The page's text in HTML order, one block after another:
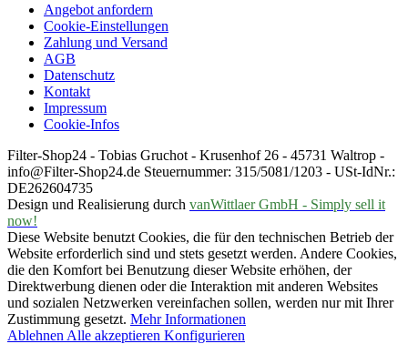
Angebot anfordern
Cookie-Einstellungen
Zahlung und Versand
AGB
Datenschutz
Kontakt
Impressum
Cookie-Infos
Filter-Shop24 - Tobias Gruchot - Krusenhof 26 - 45731 Waltrop -
info@Filter-Shop24.de Steuernummer: 315/5081/1203 - USt-IdNr.:
DE262604735
Design und Realisierung durch vanWittlaer GmbH - Simply sell it
now!
Diese Website benutzt Cookies, die für den technischen Betrieb der
Website erforderlich sind und stets gesetzt werden. Andere Cookies,
die den Komfort bei Benutzung dieser Website erhöhen, der
Direktwerbung dienen oder die Interaktion mit anderen Websites
und sozialen Netzwerken vereinfachen sollen, werden nur mit Ihrer
Zustimmung gesetzt. Mehr Informationen
Ablehnen Alle akzeptieren Konfigurieren